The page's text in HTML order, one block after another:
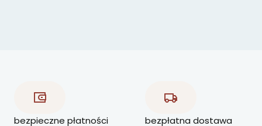
bezpieczne płatności bezpłatna dostawa